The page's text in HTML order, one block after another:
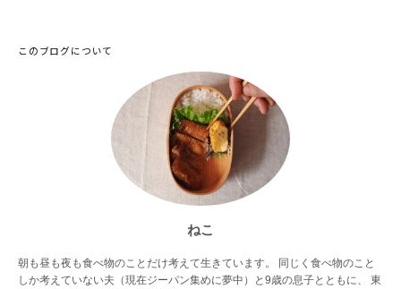
このブログについて
ねこ
朝も昼も夜も食べ物のことだけ考えて生きています。 同じく食べ物のこと
しか考えていない夫（現在ジーパン集めに夢中）と9歳の息子とともに、 東